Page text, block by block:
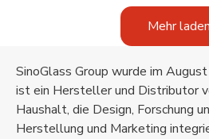
Mehr laden
SinoGlass Group wurde im
ist ein Hersteller und Distributor
Haushalt, die Design, Forschung
Herstellung und Marketing